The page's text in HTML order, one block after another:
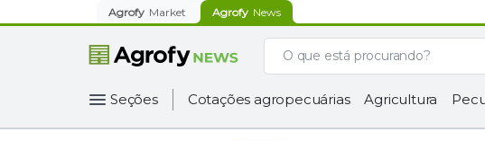
Agrofy Market Agrofy News
Seções Cotações agropecuárias Agricultura